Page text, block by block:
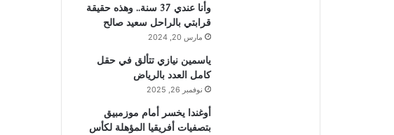
وأنا عندي 37 سنة.. وهذه حقيقة
قرابتي بالراحل سعيد صالح
مارس 20, 2024
ياسمين نيازي تتألق في حقل
كامل العدد بالرياض
نوفمبر 26, 2025
أوغندا يخسر أمام موزمبيق
بتصفيات أفريقيا المؤهلة لكأس